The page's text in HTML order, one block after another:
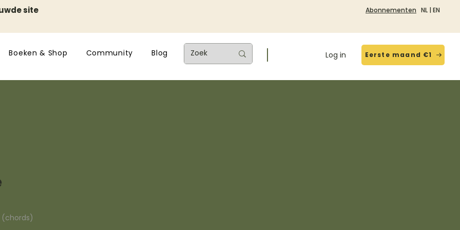
site Abonnementen NL | EN
Boeken & Shop Community Blog Log in Eerste maand €1
(chords)